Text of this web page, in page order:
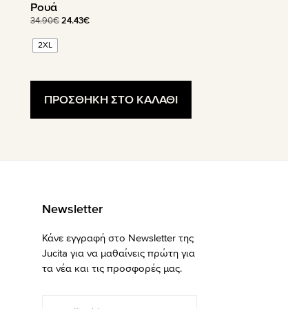
Ρουά
34.90€Original
24.43€Η
2XL
ΠΡΟΣΘΗΚΗ ΣΤΟ ΚΑΛΑΘΙ
Newsletter
Κάνε εγγραφή στο Newsletter της
Jucita για να μαθαίνεις πρώτη για
τα νέα και τις προσφορές μας.